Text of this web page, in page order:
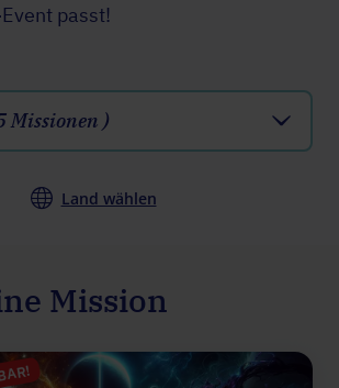
passt!
(5 Missionen )
Land wählen
Mission